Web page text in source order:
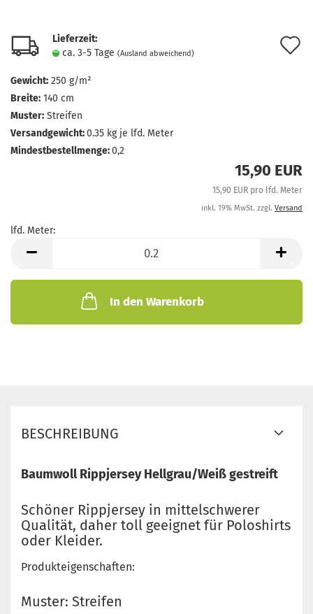
Lieferzeit:
ca. 3-5 Tage (Ausland abweichend)
Gewicht: 250 g/m²
Breite: 140 cm
Muster: Streifen
Versandgewicht:0.35 kg je lfd. Meter
Mindestbestellmenge:0,2
15,90 EUR
15,90 EUR pro lfd. Meter
inkl. 19% MwSt. zzgl. Versand
lfd. Meter:
Meter
In den Warenkorb
BESCHREIBUNG
Baumwoll Rippjersey Hellgrau/Weiß gestreift
Schöner Rippjersey in mittelschwerer
Qualität, daher toll geeignet für Poloshirts
oder Kleider.
Produkteigenschaften:
Muster: Streifen